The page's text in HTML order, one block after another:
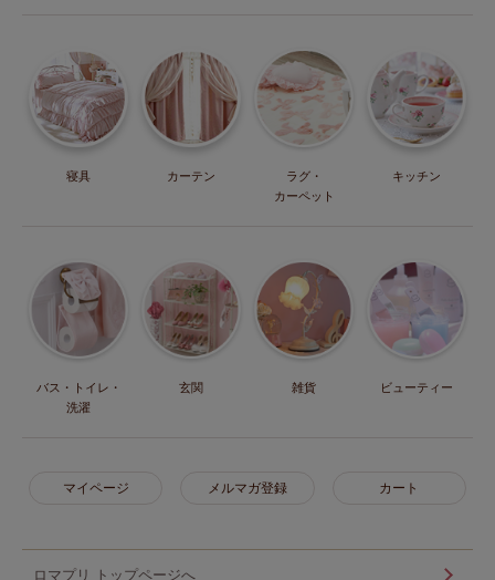
寝具 カーテン
ラグ・
カーペット
キッチン
バス・トイレ・
洗濯
玄関 雑貨 ビューティー
マイページ メルマガ登録 カート
ロマプリ トップページへ